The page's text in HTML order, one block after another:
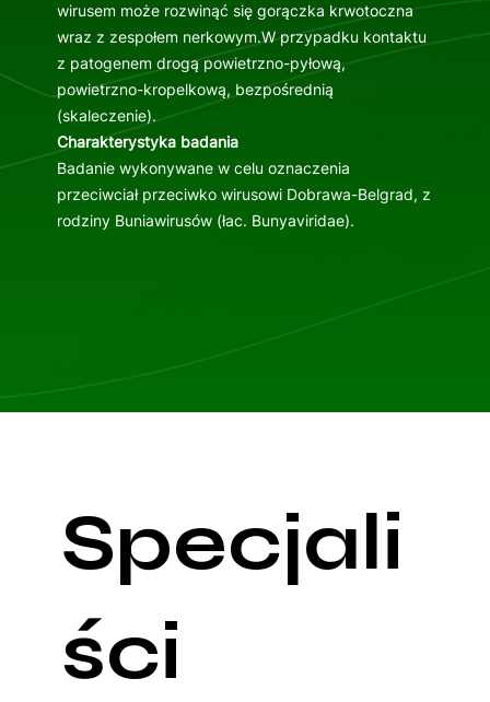
wirusem może rozwinąć się gorączka krwotoczna
wraz z zespołem nerkowym.W przypadku kontaktu
z patogenem drogą powietrzno-pyłową,
powietrzno-kropelkową, bezpośrednią
(skaleczenie).
Charakterystyka badania
Badanie wykonywane w celu oznaczenia
przeciwciał przeciwko wirusowi Dobrawa-Belgrad, z
rodziny Buniawirusów (łac. Bunyaviridae).
Specjali
ści